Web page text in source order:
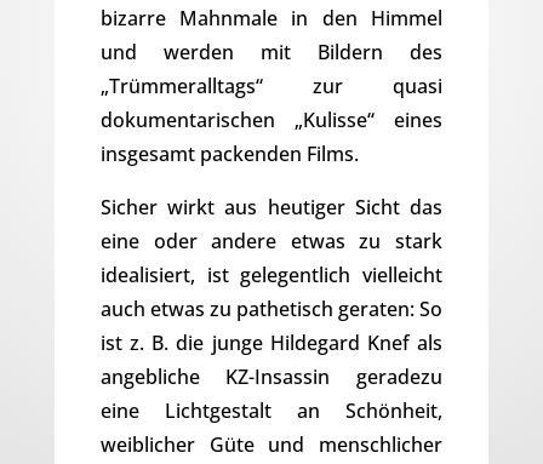
bizarre Mahnmale in den Himmel
und werden mit Bildern des
„Trümmeralltags“ zur quasi
dokumentarischen „Kulisse“ eines
insgesamt packenden Films.
Sicher wirkt aus heutiger Sicht das
eine oder andere etwas zu stark
idealisiert, ist gelegentlich vielleicht
auch etwas zu pathetisch geraten: So
ist z. B. die junge Hildegard Knef als
angebliche KZ-Insassin geradezu
eine Lichtgestalt an Schönheit,
weiblicher Güte und menschlicher